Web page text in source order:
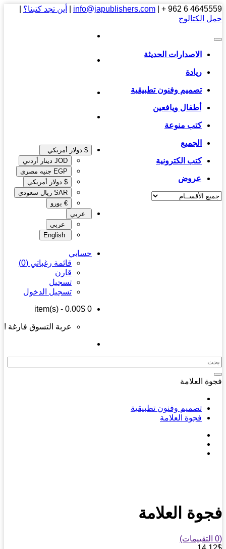
4645559 6
|
info@japublishers.com
|أين تجد كتبنا؟|
الكتالوج
$ دولار أمريكي
JOD دينار أردني
EGP جنيه مصرى‎
$ دولار أمريكي
SAR ريال سعودي
€ يورو
عربي
عربي
English
حسابي
قائمة رغباتي (0)
قارن
تسجيل
تسجيل الدخول
item(s)
- 0.00$
عربة التسوق فارغة !
الاصدارات الحديثة
ريادة
تصميم وفنون تطبيقية
أطفال ويافعين
كتب منوعة
الجميع
كتب الكترونية
عروض
العلامة
تصميم وفنون تطبيقية
فجوة العلامة
العلامة